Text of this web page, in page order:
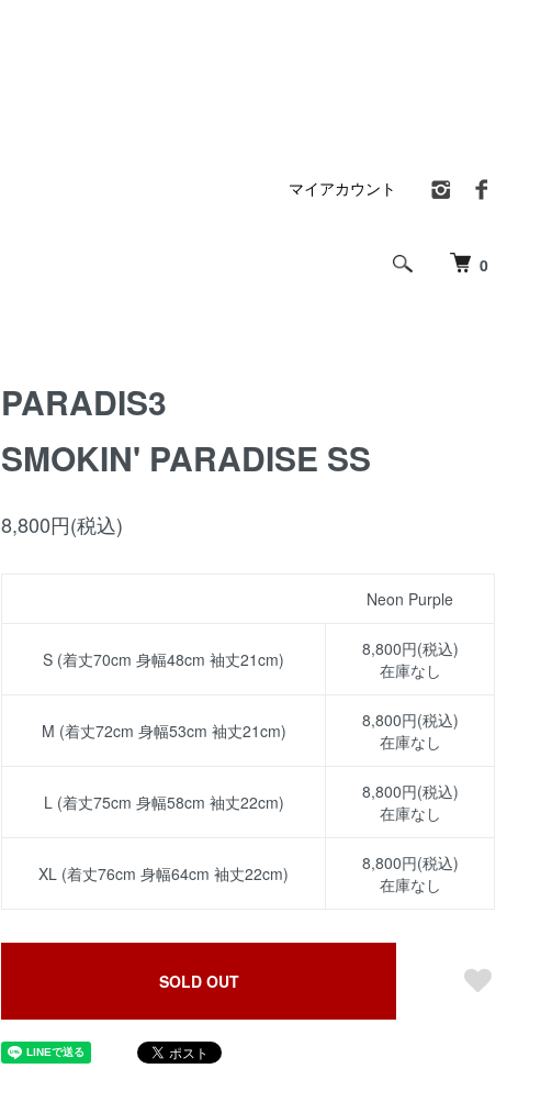
0
マイアカウント
PARADIS3
SMOKIN' PARADISE SS
8,800円(税込)
Neon Purple
S (着丈70cm 身幅48cm 袖丈21cm)
8,800円(税込)
在庫なし
M (着丈72cm 身幅53cm 袖丈21cm)
8,800円(税込)
在庫なし
L (着丈75cm 身幅58cm 袖丈22cm)
8,800円(税込)
在庫なし
XL (着丈76cm 身幅64cm 袖丈22cm)
8,800円(税込)
在庫なし
SOLD OUT